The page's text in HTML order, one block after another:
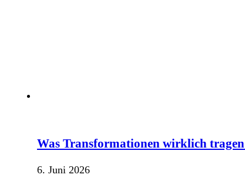
Was Transformationen wirklich
6. Juni 2026